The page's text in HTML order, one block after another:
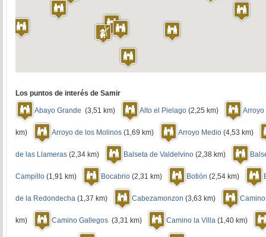
Los puntos de interés de Samir
Abayo Grande (3,51 km) Alto el Pielago (2,25 km) Arroyo
km) Arroyo de los Molinos (1,69 km) Arroyo Medio (4,53 km)
de las Llameras (2,34 km) Balseta de Valdelvino (2,38 km)
Campillo (1,91 km) Bocabrio (2,31 km) Botión (2,54 km)
de la Redondecha (1,37 km) Cabezamonzon (3,63 km)
km) Camino Gallegos (3,31 km) Camino la Villa (1,40 km)